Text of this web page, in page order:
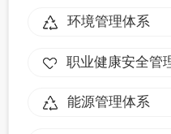
环境管理体系
职业健康安全管
能源管理体系